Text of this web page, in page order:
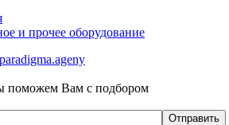
и прочее оборудование
поможем Вам с подбором
Отправить